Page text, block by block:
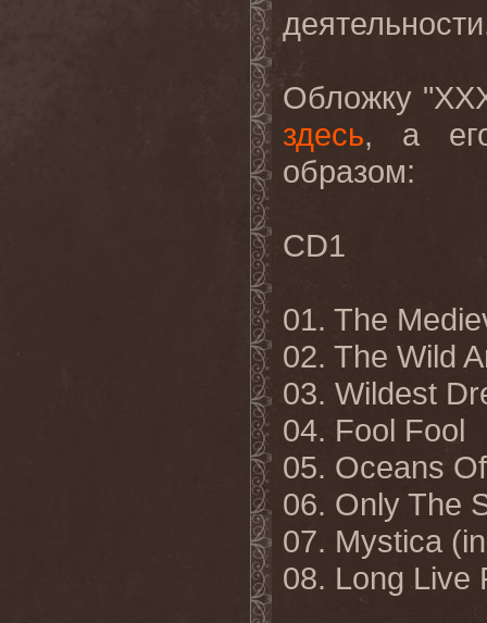
Обложку "
здесь, а
образом:
CD1
01. The
02. The Wild
03. Wildest
04. Fool Fool
05. Oceans
06. Only The
07. Mystica
08. Long Live